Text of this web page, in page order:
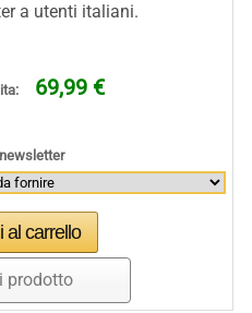
a utenti italiani.
69,99 €
prodotto